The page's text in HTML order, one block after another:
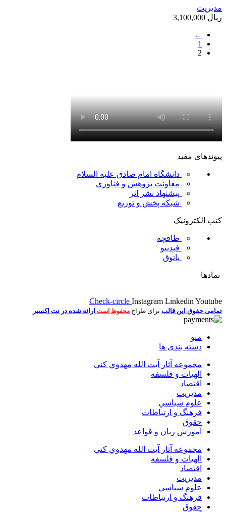
مديريت
ریال
←
1
2
پیوندهای مفید
دانشگاه امام صادق علیه السلام
معاونت پژوهش و فناوری
پیشنهاد نشر اثر
شبکه پخش و توزیع
کتب الکترونیک
طاقچه
فیدیبو
پاتوق
نمادها
Check-circle Instagram Linkedin Youtube
تمامی حقوق این قالب برای طراح محفوظ است ارائه شده در نت اکسیر
منو
دسته بندی ها
مجموعه آثار آيت الله مهدوي كني
الهیات و فلسفه
اقتصاد
مديريت
علوم سياسي
فرهنگ و ارتباطات
حقوق
آموزش زبان و قواعد
مجموعه آثار آيت الله مهدوي كني
الهیات و فلسفه
اقتصاد
مديريت
علوم سياسي
فرهنگ و ارتباطات
حقوق